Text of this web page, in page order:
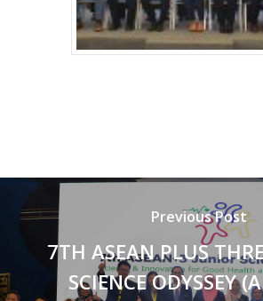
Previous Post
7TH ASEAN PLUS
SCIENCE ODYSSEY